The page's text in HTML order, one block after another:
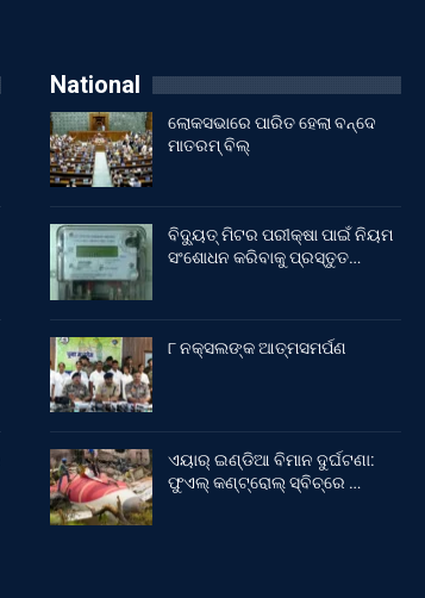
National
ଲୋକସଭାରେ ପାରିତ ହେଲା ବନ୍ଦେ
ମାତରମ୍‌ ବିଲ୍‌
ବିଦ୍ୟୁତ୍ ମିଟର ପରୀକ୍ଷା ପାଇଁ ନିୟମ
ସଂଶୋଧନ କରିବାକୁ ପ୍ରସ୍ତୁତ…
୮ ନକ୍ସଲଙ୍କ ଆତ୍ମସମର୍ପଣ
ଏୟାର୍ ଇଣ୍ଡିଆ ବିମାନ ଦୁର୍ଘଟଣା:
ଫୁଏଲ୍‌ କଣ୍ଟ୍ରୋଲ୍‌ ସ୍ବିଚ୍‌ରେ …